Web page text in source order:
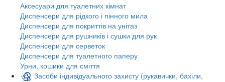
Аксесуари для туалетних кімнат
Диспенсери для рідкого і пінного мила
Диспенсери для покриттів на унітаз
Диспенсери для рушників і сушки для рук
Диспенсери для серветок
Диспенсери для туалетного паперу
Урни, кошики для сміття
Засоби індивідуального захисту (рукавички, бахіли,